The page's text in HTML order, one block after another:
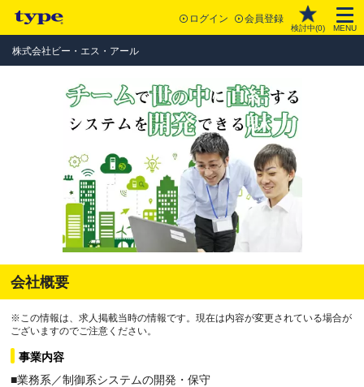
ログイン 会員登録
検討中(0) MENU
株式会社ビー・エス・アール
会社概要
※この情報は、求人掲載当時の情報です。現在は内容が変更されている場合が
ございますのでご注意ください。
事業内容
■業務系／制御系システムの開発・保守